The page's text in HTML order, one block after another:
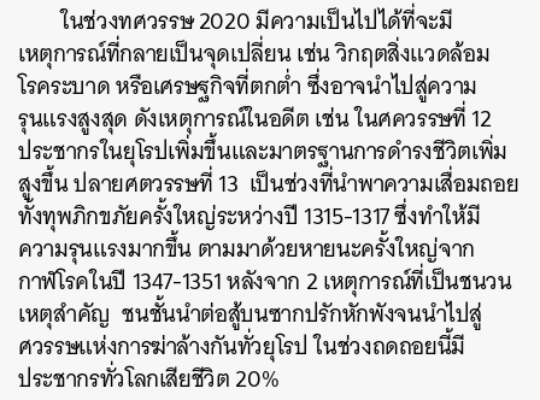
ในช่วงทศวรรษ2020มีความเป็นไปได้ที่จะมี
เหตุการณ์ที่กลายเป็นจุดเปลี่ยนเช่นวิกฤตสิ่งแวดล้อม
โรคระบาดหรือเศรษฐกิจที่ตกต่ำซึ่งอาจนำไปสู่ความ
รุนแรงสูงสุด ดังเหตุการณ์ในอดีตเช่นในศควรรษที่12
ประชากรในยุโรปเพิ่มขึ้นและมาตรฐานการดำรงชีวิตเพิ่ม
สูงขึ้นปลายศตวรรษที่13 เป็นช่วงที่นำพาความเสื่อมถอย
ทั้งทุพภิกขภัยครั้งใหญ่ระหว่างปี1315-1317ซึ่งทำให้มี
ความรุนแรงมากขึ้นตามมาด้วยหายนะครั้งใหญ่จาก
กาฬโรคในปี 1347-1351หลังจาก 2เหตุการณ์ที่เป็นชนวน
เหตุสำคัญ ชนชั้นนำต่อสู้บนซากปรักหักพังจนนำไปสู่
ศวรรษแห่งการฆ่าล้างกันทั่วยุโรปในช่วงถดถอยนี้มี
ประชากรทั่วโลกเสียชีวิต20%